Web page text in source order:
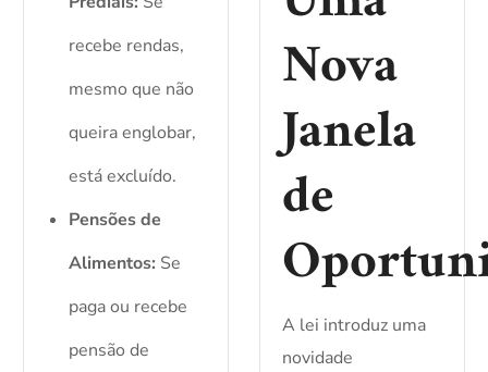
recebe rendas,
mesmo que não
queira englobar,
está excluído.
Pensões de
Alimentos: Se
paga ou recebe
pensão de
Nova
Janela
de
A lei introduz uma
novidade